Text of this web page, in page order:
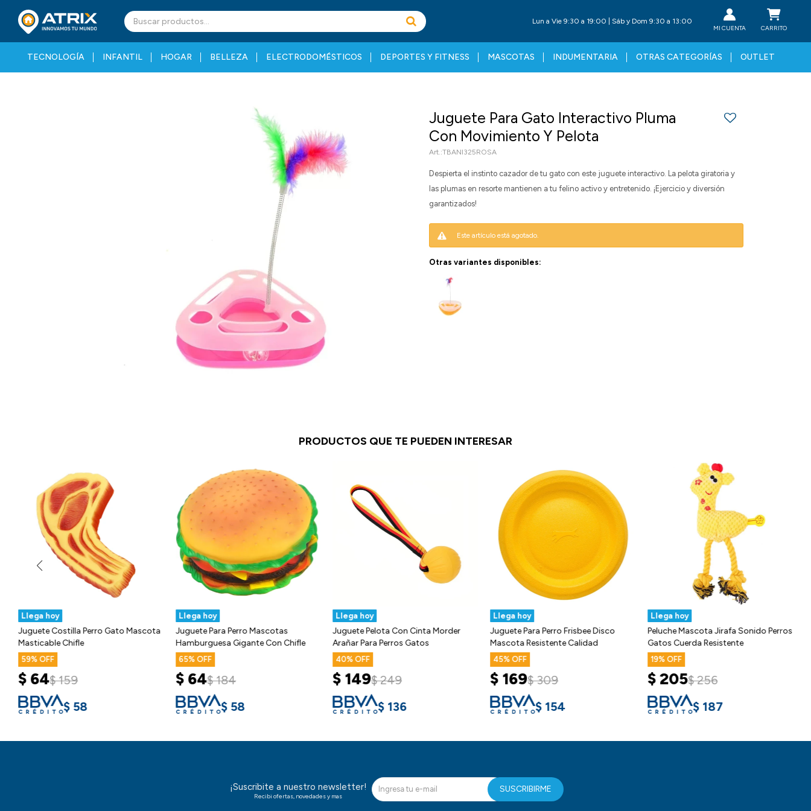
TECNOLOGÍA INFANTIL HOGAR BELLEZA ELECTRODOMÉSTICOS DEPORTES Y FITNESS MASCOTAS INDUMENTARIA OTRAS CATEGORÍAS OUTLET
Lun a Vie 9:30 a 19:00 | Sáb y Dom 9:30 a 13:00
Juguete Para Gato Interactivo Pluma
Con Movimiento Y Pelota
TBANI325ROSA
Despierta el instinto cazador de tu gato con este juguete interactivo. La pelota giratoria y
las plumas en resorte mantienen a tu felino activo y entretenido. ¡Ejercicio y diversión
garantizados!
Este artículo está agotado.
Otras variantes disponibles:
PRODUCTOS QUE TE PUEDEN INTERESAR
Llega hoy
Juguete Costilla Perro Gato Mascota
Masticable Chifle
59
$ 64$ 159
$ 58
Llega hoy
Juguete Para Perro Mascotas
Hamburguesa Gigante Con Chifle
65
$ 64$ 184
$ 58
Llega hoy
Juguete Pelota Con Cinta Morder
Arañar Para Perros Gatos
40
$ 149$ 249
$ 136
Llega hoy
Juguete Para Perro Frisbee Disco
Mascota Resistente Calidad
45
$ 169$ 309
$ 154
Llega hoy
Peluche Mascota Jirafa Sonido Perros
Gatos Cuerda Resistente
19
$205$ 256
$ 187
¡Suscribite a nuestro newsletter!
Recibi ofertas, novedades y mas
SUSCRIBIRME